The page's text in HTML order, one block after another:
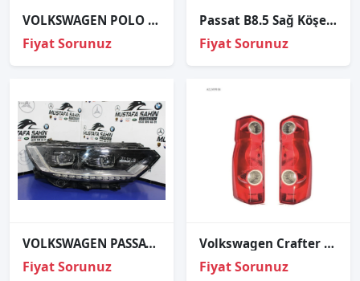
VOLKSWAGEN POLO ORJINAL ÇIKMA SAĞ FAR
Fiyat Sorunuz
Passat B8.5 Sağ Köşe Led Beyni Gündüz Led Beyni
Fiyat Sorunuz
VOLKSWAGEN PASSAT B8 SAG ÖN FAR 361941082G
Fiyat Sorunuz
Volkswagen Crafter Duysuz Stop Lambası Sol-Sağ Takım 2006
Fiyat Sorunuz